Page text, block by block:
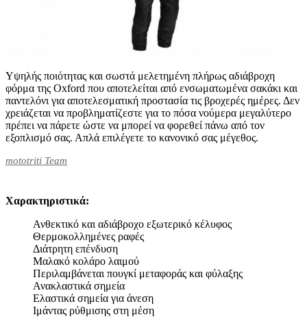
Υψηλής ποιότητας και σωστά μελετημένη πλήρως αδιάβροχη
φόρμα της Οxford που αποτελείται από ενσωματωμένα σακάκι και
παντελόνι για αποτελεσματική προστασία τις βροχερές ημέρες. Δεν
χρειάζεται να προβληματίζεστε για το πόσα νούμερα μεγαλύτερο
πρέπει να πάρετε ώστε να μπορεί να φορεθεί πάνω από τον
εξοπλισμό σας. Απλά επιλέγετε το κανονικό σας μέγεθος.
mototriti Team
Χαρακτηριστικά:
Ανθεκτικό και αδιάβροχο εξωτερικό κέλυφος
Θερμοκολλημένες ραφές
Διάτρητη επένδυση
Μαλακό κολάρο λαιμού
Περιλαμβάνεται πουγκί μεταφοράς και φύλαξης
Ανακλαστικά σημεία
Ελαστικά σημεία για άνεση
Ιμάντας ρύθμισης στη μέση